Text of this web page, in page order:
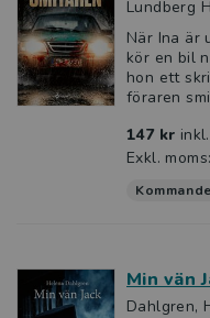
Lundberg
När Ina är
kör en bil
hon ett
föraren
147 kr
Exkl.
Kommande
Min vän
Dahlgren,